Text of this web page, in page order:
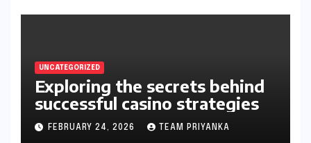
UNCATEGORIZED
Exploring the secrets behind
successful casino strategies
FEBRUARY 24, 2026 TEAM PRIYANKA